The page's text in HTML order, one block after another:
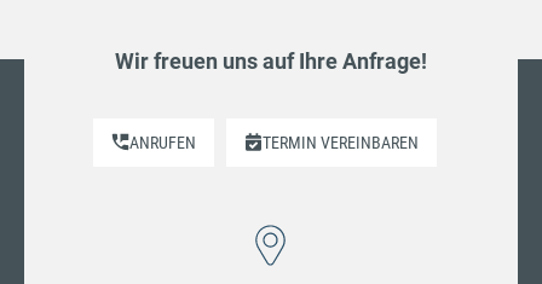
Wir freuen uns auf Ihre Anfrage!
ANRUFEN TERMIN VEREINBAREN